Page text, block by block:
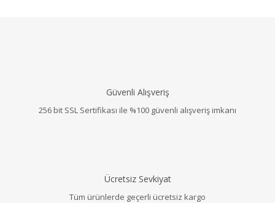
Güvenli Alışveriş
256 bit SSL Sertifikası ile %100 güvenli alışveriş imkanı
Ücretsiz Sevkiyat
Tüm ürünlerde geçerli ücretsiz kargo